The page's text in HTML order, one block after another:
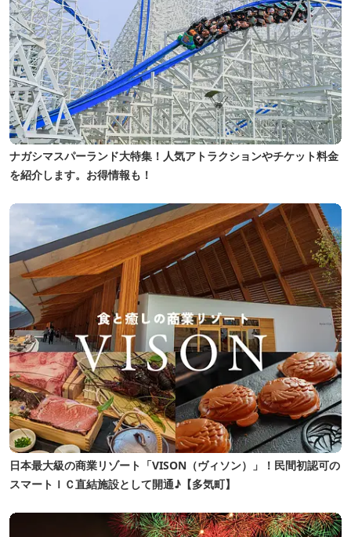
ナガシマスパーランド大特集！人気アトラクションやチケット料金
を紹介します。お得情報も！
日本最大級の商業リゾート「VISON（ヴィソン）」！民間初認可の
スマートＩＣ直結施設として開通♪【多気町】